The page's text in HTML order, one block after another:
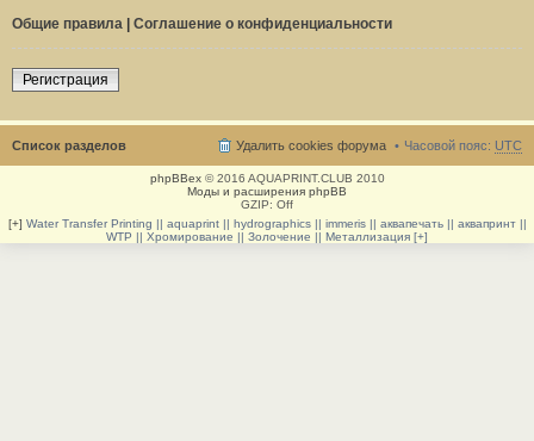
Общие правила | Соглашение о конфиденциальности
Регистрация
Список разделов Часовой пояс: UTC
Удалить cookies форума
phpBBex© 2016 AQUAPRINT.CLUB 2010
Моды и расширения phpBB
GZIP: Off
[+] Water Transfer Printing || aquaprint || hydrographics || immeris || аквапечать || аквапринт ||
WTP || Хромирование || Золочение || Металлизация [+]